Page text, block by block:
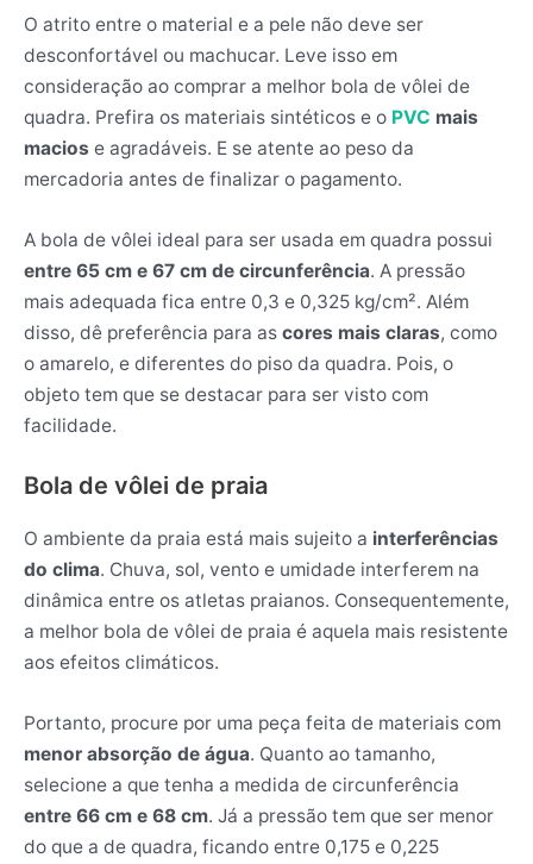
O atrito entre o material e a pele não deve ser
desconfortável ou machucar. Leve isso em
consideração ao comprar a melhor bola de vôlei de
quadra. Prefira os materiais sintéticos e o PVC mais
macios e agradáveis. E se atente ao peso da
mercadoria antes de finalizar o pagamento.
A bola de vôlei ideal para ser usada em quadra possui
entre 65 cm e 67 cm de circunferência. A pressão
mais adequada fica entre 0,3 e 0,325 kg/cm². Além
disso, dê preferência para as cores mais claras, como
o amarelo, e diferentes do piso da quadra. Pois, o
objeto tem que se destacar para ser visto com
facilidade.
Bola de vôlei de praia
O ambiente da praia está mais sujeito a interferências
do clima. Chuva, sol, vento e umidade interferem na
dinâmica entre os atletas praianos. Consequentemente,
a melhor bola de vôlei de praia é aquela mais resistente
aos efeitos climáticos.
Portanto, procure por uma peça feita de materiais com
menor absorção de água. Quanto ao tamanho,
selecione a que tenha a medida de circunferência
entre 66 cm e 68 cm. Já a pressão tem que ser menor
do que a de quadra, ficando entre 0,175 e 0,225